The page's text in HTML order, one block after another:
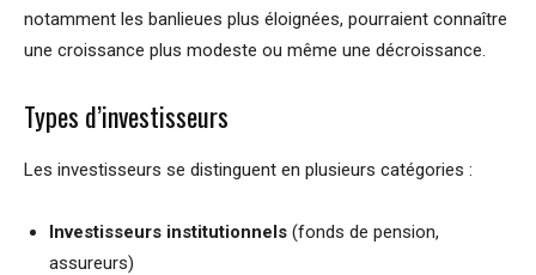
notamment les banlieues plus éloignées, pourraient connaître
une croissance plus modeste ou même une décroissance.
Types d’investisseurs
Les investisseurs se distinguent en plusieurs catégories :
Investisseurs institutionnels (fonds de pension,
assureurs)